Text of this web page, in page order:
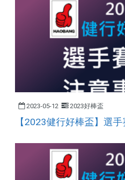
2023-05-12 2023好棒盃
【2023健行好棒盃】選